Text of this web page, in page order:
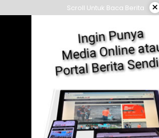
to
Scroll Untuk Baca Berita ×